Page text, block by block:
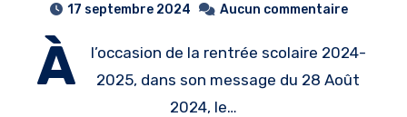
au Togo lance un appel
pour une éducation
17 septembre 2024 Aucun commentaire
À
l’occasion de la rentrée scolaire 2024-
2025, dans son message du 28 Août
2024, le…